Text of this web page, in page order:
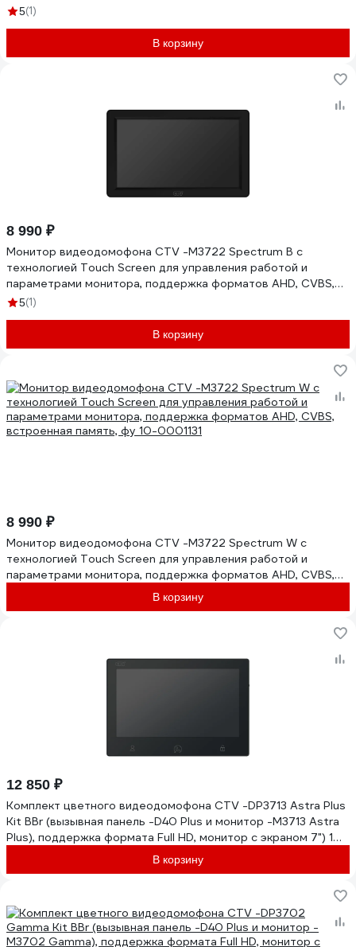
0001121
5(1)
В корзину
8 990 ₽
Монитор видеодомофона CTV -M3722 Spectrum B с
технологией Touch Screen для управления работой и
параметрами монитора, поддержка форматов AHD, CVBS,
встроенная память, фу 10-0001132
5(1)
В корзину
8 990 ₽
Монитор видеодомофона CTV -M3722 Spectrum W с
технологией Touch Screen для управления работой и
параметрами монитора, поддержка форматов AHD, CVBS,
встроенная память, фу 10-0001131
В корзину
12 850 ₽
Комплект цветного видеодомофона CTV -DP3713 Astra Plus
Kit BBr (вызывная панель -D40 Plus и монитор -M3713 Astra
Plus), поддержка формата Full HD, монитор с экраном 7") 10-
В корзину